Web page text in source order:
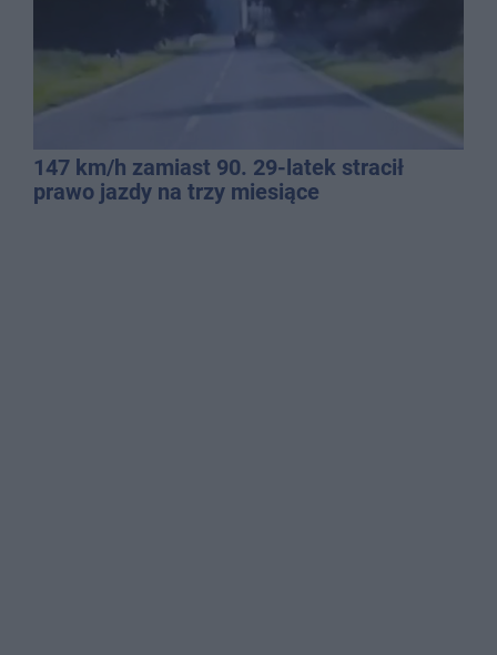
147 km/h zamiast 90. 29-latek stracił
prawo jazdy na trzy miesiące